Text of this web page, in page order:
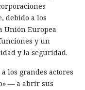
debido a los
Unión Europea
y un
y la seguridad.
los grandes actores
— a abrir sus